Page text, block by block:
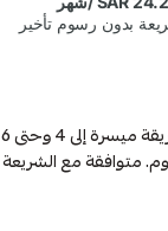
متوافقة مع الشريعة